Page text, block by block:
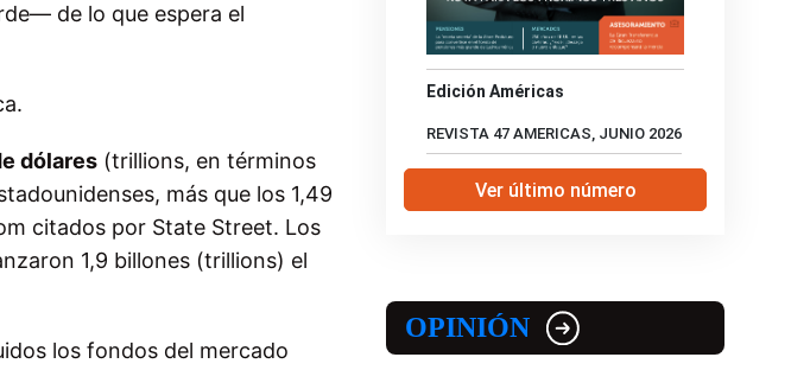
de lo que espera el
dólares (trillions, en términos
más que los 1,49
citados por State Street. Los
1,9 billones (trillions) el
los fondos del mercado
Edición Américas
REVISTA 47 AMERICAS, JUNIO 2026
Ver último número
OPINIÓN